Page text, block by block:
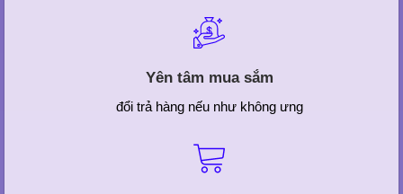
Yên tâm mua sắm
đổi trả hàng nếu như không ưng